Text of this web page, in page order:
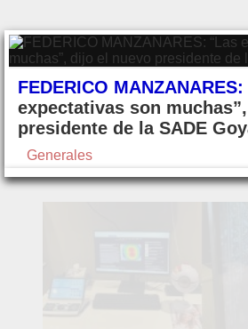
FEDERICO MANZANARES:
expectativas son
presidente de la SADE
Generales